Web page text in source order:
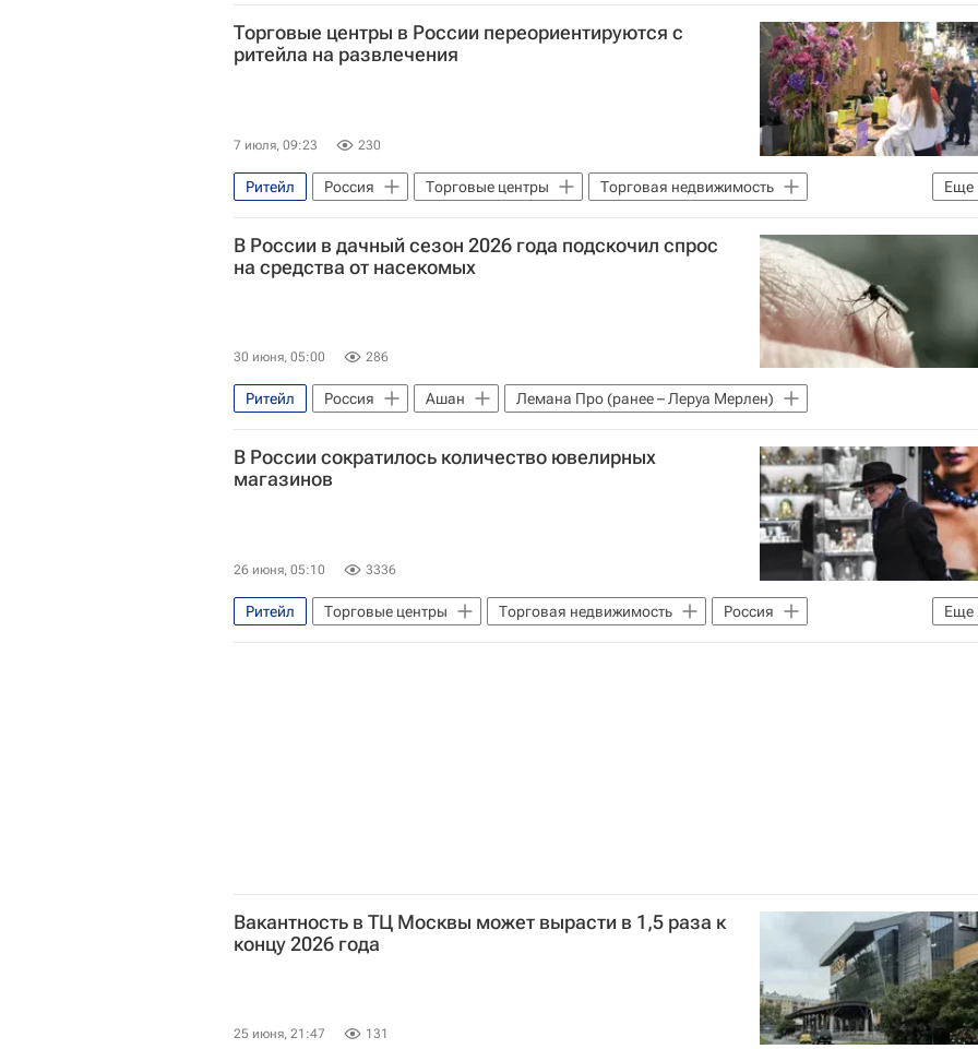
Торговые центры в России переориентируются с
ритейла на развлечения
7 июля, 09:23 230
Еще
Ритейл Россия Торговые центры
Торговая недвижимость
Коммерческая недвижимость
В России в дачный сезон 2026 года подскочил спрос
на средства от насекомых
30 июня, 05:00 286
Ритейл Россия Ашан Лемана Про (ранее – Леруа Мерлен)
В России сократилось количество ювелирных
магазинов
26 июня, 05:10 3336
Еще
Ритейл Торговые центры Торговая недвижимость
Россия
Волгоград
Москва
Вакантность в ТЦ Москвы может вырасти в 1,5 раза к
концу 2026 года
25 июня, 21:47 131